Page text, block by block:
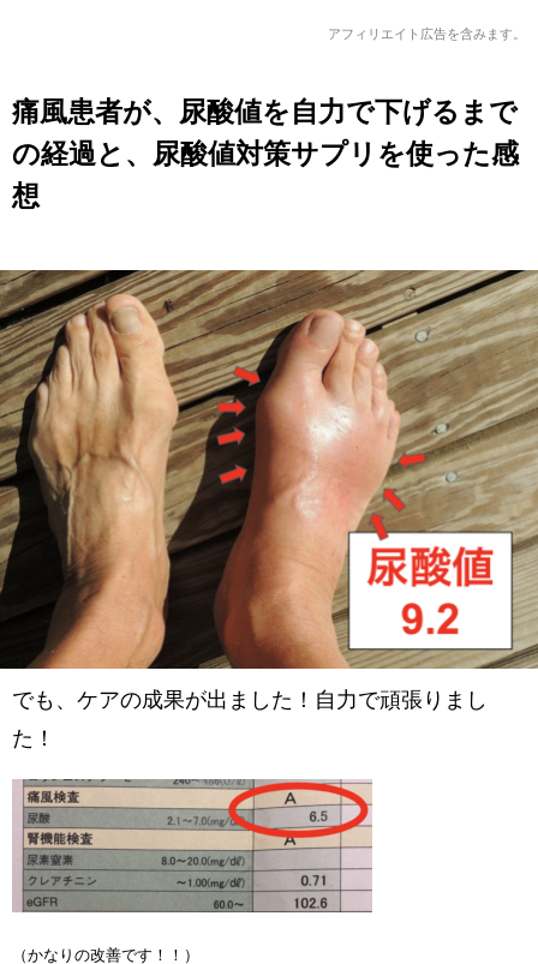
アフィリエイト広告を含みます。
痛風患者が、尿酸値を自力で下げるまで
の経過と、尿酸値対策サプリを使った感
想
でも、ケアの成果が出ました！自力で頑張りまし
た！
（かなりの改善です！！）